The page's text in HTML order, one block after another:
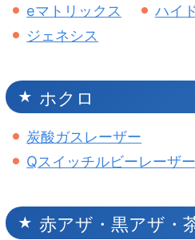
eマトリックス
ハイ
ジェネシス
ホクロ
炭酸ガスレーザー
Qスイッチルビーレーザー
赤アザ・黒アザ・